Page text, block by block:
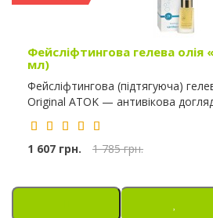
Фейсліфтингова гелева олія
мл)
Фейсліфтингова (підтягуюча)
Original ATOK — антивікова
1 607 грн. 1 785 грн.